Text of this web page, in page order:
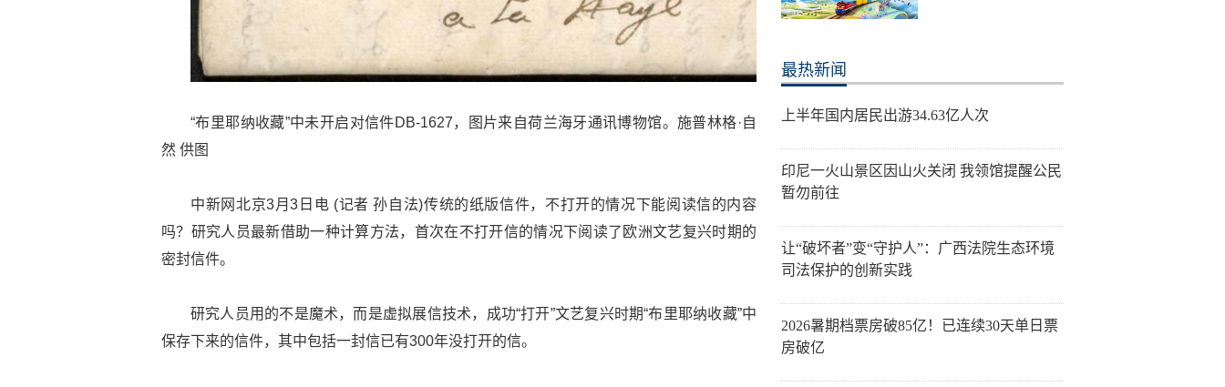
“布里耶纳收藏”中未开启对信件DB-1627，图片来自荷兰海牙通讯博物馆。施普林格·自
然 供图
中新网北京3月3日电 (记者 孙自法)传统的纸版信件，不打开的情况下能阅读信的内容
吗？研究人员最新借助一种计算方法，首次在不打开信的情况下阅读了欧洲文艺复兴时期的
密封信件。
研究人员用的不是魔术，而是虚拟展信技术，成功“打开”文艺复兴时期“布里耶纳收藏”中
保存下来的信件，其中包括一封信已有300年没打开的信。
最热新闻
上半年国内居民出游34.63亿人次
印尼一火山景区因山火关闭 我领馆提醒公民
暂勿前往
让“破坏者”变“守护人”：广西法院生态环境
司法保护的创新实践
2026暑期档票房破85亿！已连续30天单日票
房破亿